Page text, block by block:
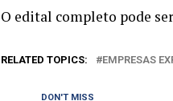
O edital completo pode
RELATED TOPICS: EMPRESAS
DON'T MISS